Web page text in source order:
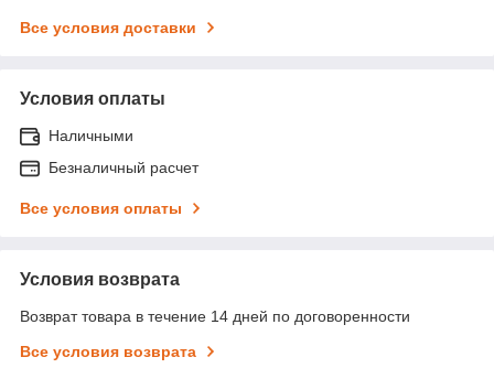
Все условия доставки
Условия оплаты
Наличными
Безналичный расчет
Все условия оплаты
Условия возврата
Возврат товара в течение 14 дней по договоренности
Все условия возврата